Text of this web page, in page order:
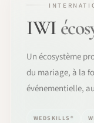
IWI
Un écosystème
du mariage, à la
événementielle,
WEDSKILLS®